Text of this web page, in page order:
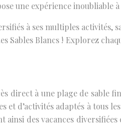
une expérience inoubliable
à ses multiples
Blancs ! Explorez
direct à une plage de sable
d’activités adaptés à tous
des vacances